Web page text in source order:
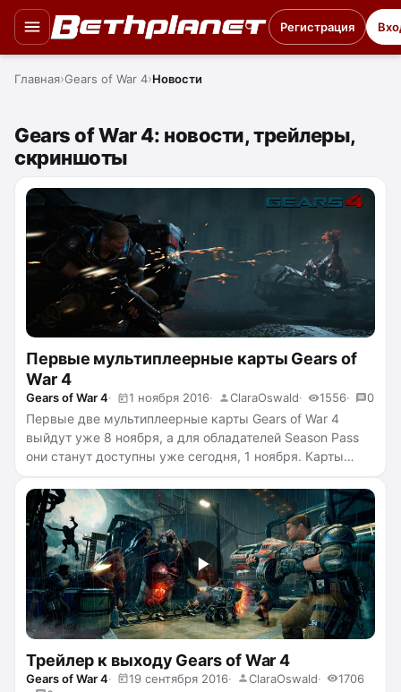
Регистрация
Главная Gears of War 4 Новости
Gears of War 4: новости, трейлеры,
скриншоты
Первые мультиплеерные карты Gears of
War 4
Gears of War 4 1 ноября 2016 ClaraOswald 1556 0
Первые две мультиплеерные карты Gears of War 4
выйдут уже 8 ноября, а для обладателей Season Pass
они станут доступны уже сегодня, 1 ноября. Карты
наследия Gears of War, по заявлениюMicrosoft, и ранее
уже появлялись в Gears of War 3. Обе карты будут
поддерживать режимы Орды и мультиплеера Versus...
читать полностью →
Трейлер к выходу Gears of War 4
Gears of War 4 19 сентября 2016 ClaraOswald
1706